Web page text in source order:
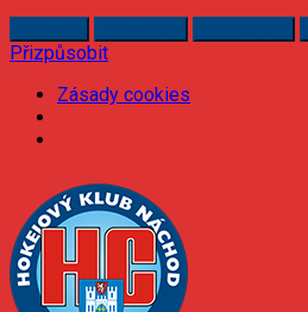
Přizpůsobit
Zásady cookies
content